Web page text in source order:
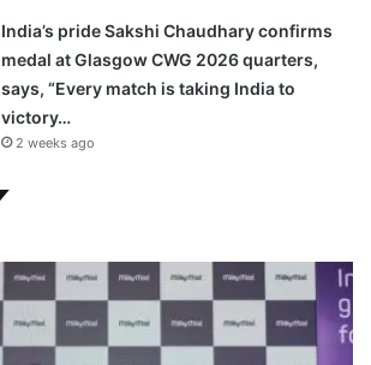
India’s pride Sakshi Chaudhary confirms
medal at Glasgow CWG 2026 quarters,
says, “Every match is taking India to
victory…
2 weeks ago